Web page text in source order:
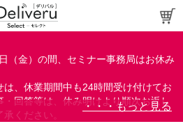
（金）の間、セミナー事務局はお休み
、休業期間中も24時間受け付けてお
・回答等は、休み明けより順次お返し
ください。